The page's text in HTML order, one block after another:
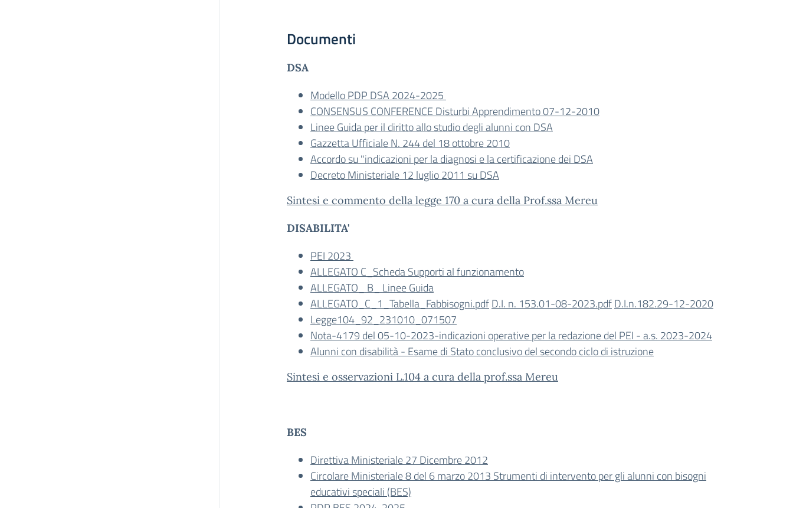
Documenti
DSA
Modello PDP DSA 2024-2025
CONSENSUS CONFERENCE Disturbi Apprendimento 07-12-2010
Linee Guida per il diritto allo studio degli alunni con DSA
Gazzetta Ufficiale N. 244 del 18 ottobre 2010
Accordo su "indicazioni per la diagnosi e la certificazione dei DSA
Decreto Ministeriale 12 luglio 2011 su DSA
Sintesi e commento della legge 170 a cura della Prof.ssa Mereu
DISABILITA'
PEI 2023
ALLEGATO C_Scheda Supporti al funzionamento
ALLEGATO_ B_ Linee Guida
ALLEGATO_C_1_Tabella_Fabbisogni.pdfD.I. n. 153.01-08-2023.pdfD.I.n.182.29-12-2020
Legge104_92_231010_071507
Nota-4179 del 05-10-2023-indicazioni operative per la redazione del PEI - a.s. 2023-2024
Alunni con disabilità - Esame di Stato conclusivo del secondo ciclo di istruzione
Sintesi e osservazioni L.104 a cura della prof.ssa Mereu
BES
Direttiva Ministeriale 27 Dicembre 2012
Circolare Ministeriale 8 del 6 marzo 2013 Strumenti di intervento per gli alunni con bisogni
educativi speciali (BES)